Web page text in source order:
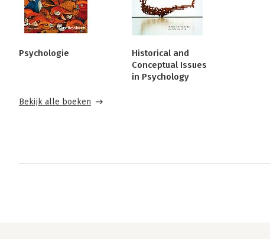
Psychologie
Historical and
Conceptual Issues
in Psychology
Bekijk alle boeken